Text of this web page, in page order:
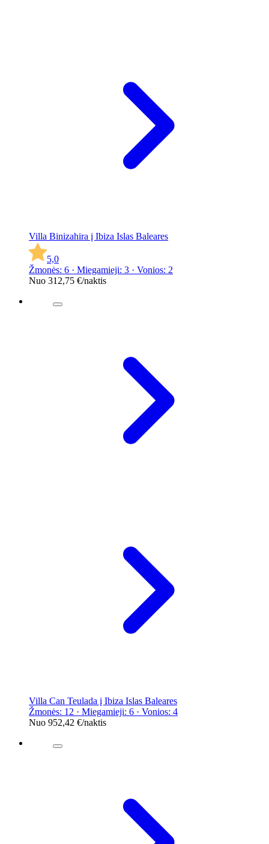
Villa Binizahira į Ibiza Islas Baleares
5,0
Žmonės: 6 · Miegamieji: 3 · Vonios: 2
Nuo 312,75 €/naktis
Villa Can Teulada į Ibiza Islas Baleares
Žmonės: 12 · Miegamieji: 6 · Vonios: 4
Nuo 952,42 €/naktis